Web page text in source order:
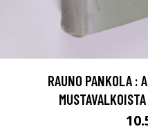
RAUNO PANKOLA :